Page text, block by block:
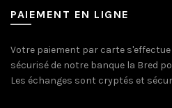
PAIEMENT EN LIGNE
Votre paiement par carte
sécurisé de notre banque la Bred
Les échanges sont cryptés et